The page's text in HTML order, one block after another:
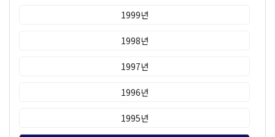
1999년
1998년
1997년
1996년
1995년